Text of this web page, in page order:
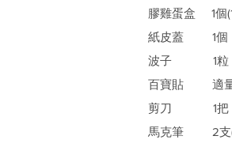
膠雞蛋盒 1個
紙皮蓋 1個
波子 1粒
百寶貼 適
剪刀 1把
馬克筆 2支(